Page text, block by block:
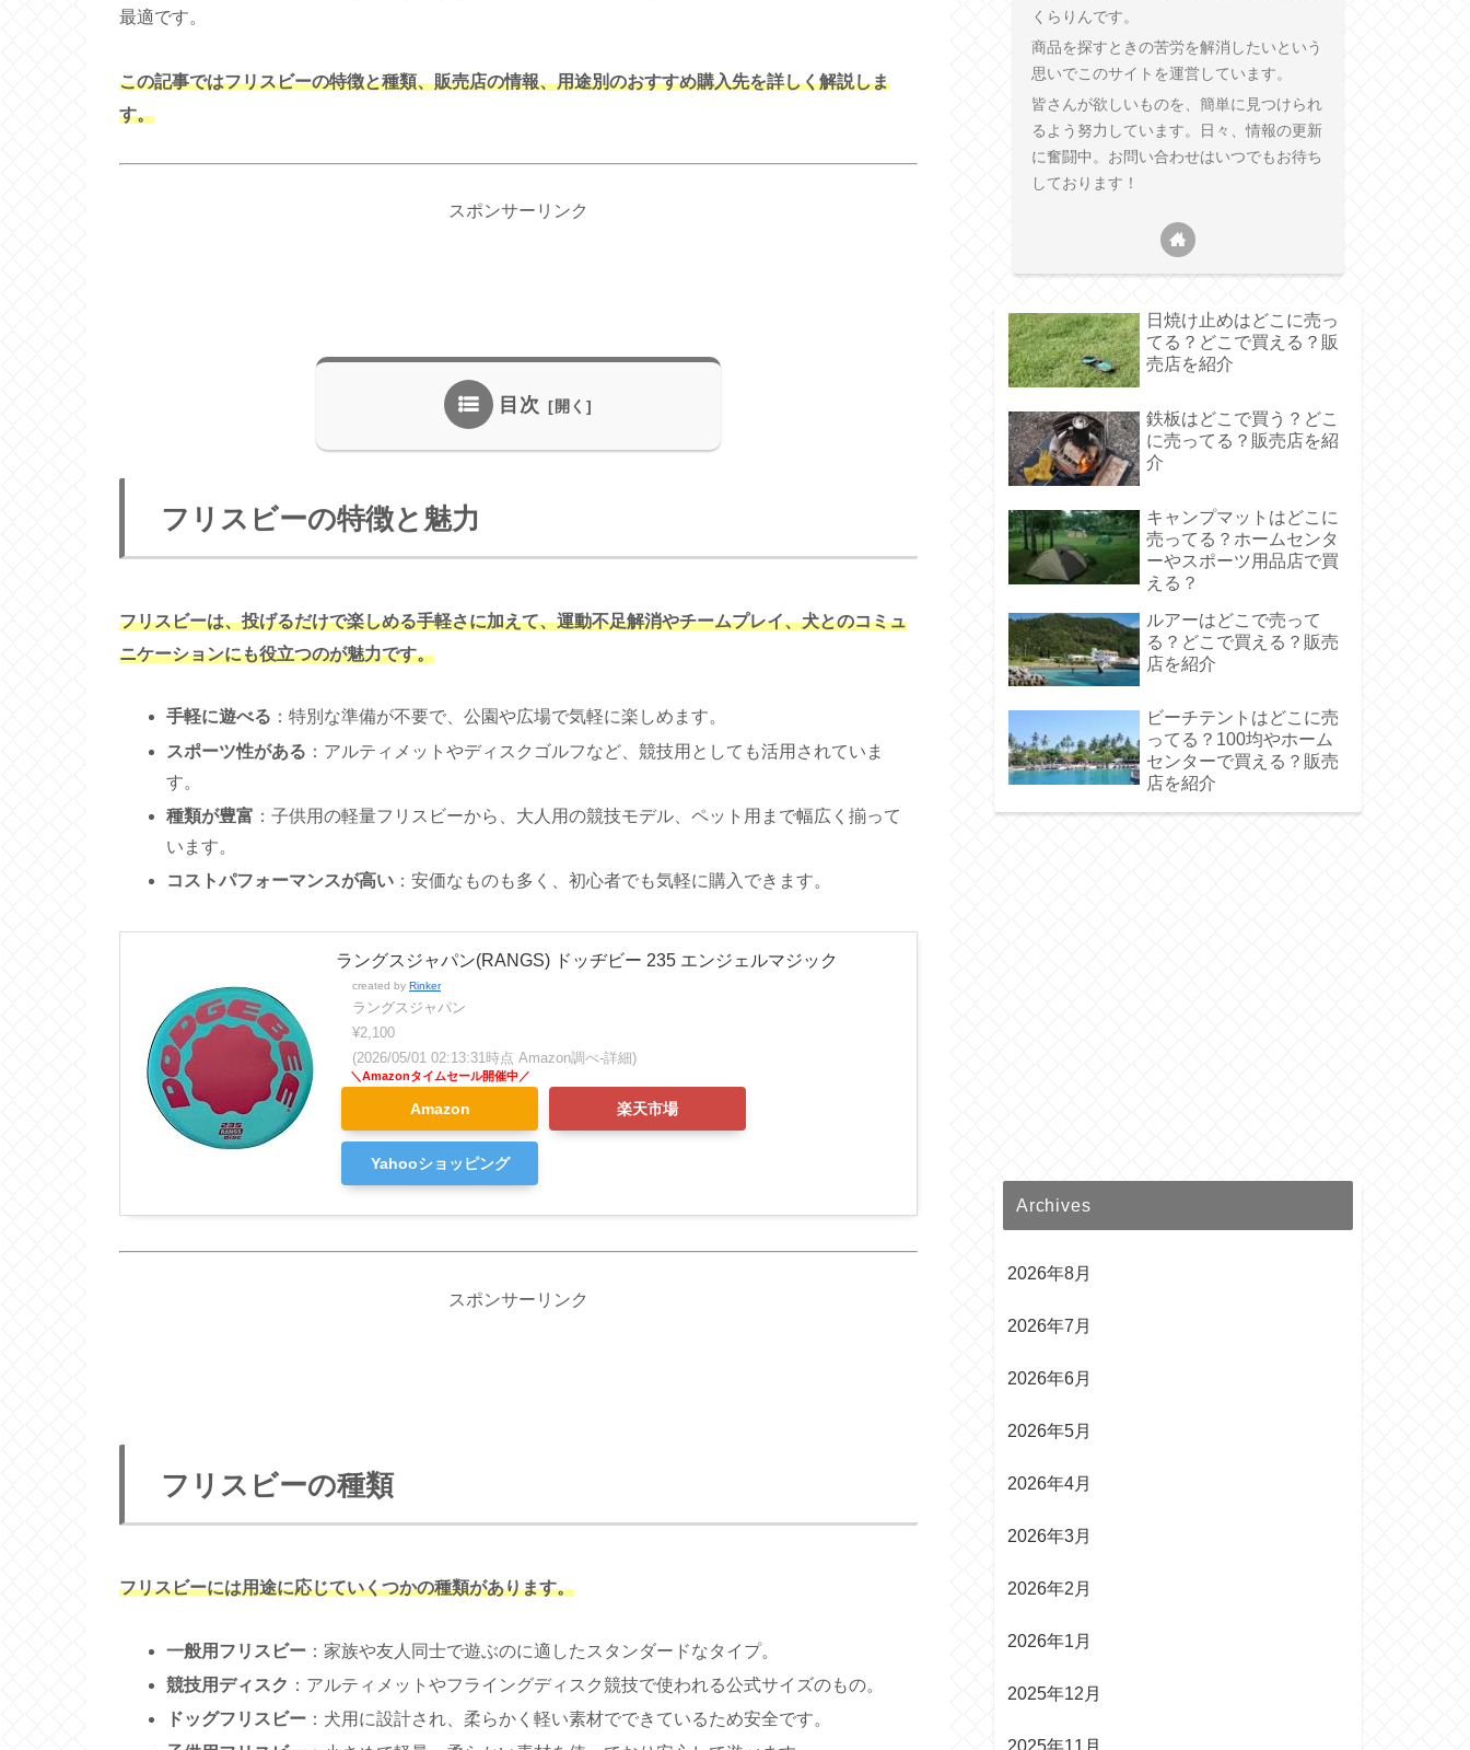
最適です。
この記事ではフリスビーの特徴と種類、販売店の情報、用途別のおすすめ購入先を詳しく解説しま
す。
スポンサーリンク
目次
フリスビーの特徴と魅力
フリスビーは、投げるだけで楽しめる手軽さに加えて、運動不足解消やチームプレイ、犬とのコミュ
ニケーションにも役立つのが魅力です。
手軽に遊べる ：特別な準備が不要で、公園や広場で気軽に楽しめます。
スポーツ性がある ：アルティメットやディスクゴルフなど、競技用としても活用されていま
す。
種類が豊富 ：子供用の軽量フリスビーから、大人用の競技モデル、ペット用まで幅広く揃って
います。
コストパフォーマンスが高い ：安価なものも多く、初心者でも気軽に購入できます。
ラングスジャパン(RANGS) ドッヂビー 235 エンジェルマジック
created by Rinker
ラングスジャパン
¥2,100
(2026/05/01 02:13:31時点 Amazon調べ-詳細)
Amazon 楽天市場
Yahooショッピング
スポンサーリンク
フリスビーの種類
フリスビーには用途に応じていくつかの種類があります。
一般用フリスビー ：家族や友人同士で遊ぶのに適したスタンダードなタイプ。
競技用ディスク ：アルティメットやフライングディスク競技で使われる公式サイズのもの。
ドッグフリスビー ：犬用に設計され、柔らかく軽い素材でできているため安全です。
くらりんです。
商品を探すときの苦労を解消したいという
思いでこのサイトを運営しています。
皆さんが欲しいものを、簡単に見つけられ
るよう努力しています。日々、情報の更新
に奮闘中。お問い合わせはいつでもお待ち
しております！
日焼け止めはどこに売っ
てる？どこで買える？販
売店を紹介
鉄板はどこで買う？どこ
に売ってる？販売店を紹
介
キャンプマットはどこに
売ってる？ホームセンタ
ーやスポーツ用品店で買
える？
ルアーはどこで売って
る？どこで買える？販売
店を紹介
ビーチテントはどこに売
ってる？100均やホーム
センターで買える？販売
店を紹介
Archives
2026年8月
2026年7月
2026年6月
2026年5月
2026年4月
2026年3月
2026年2月
2026年1月
2025年12月